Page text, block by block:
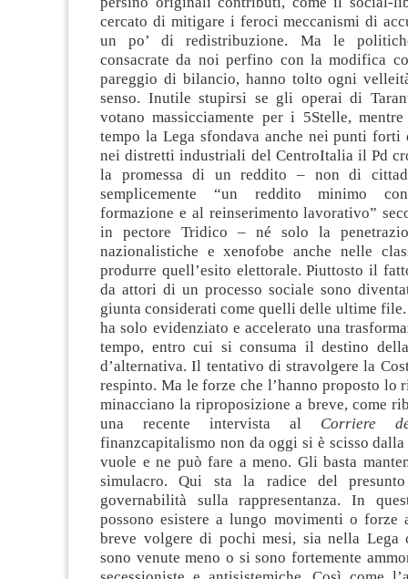
cercato di mitigare i feroci meccanismi di
un po’ di redistribuzione. Ma le
consacrate da noi perfino con la modifica
pareggio di bilancio, hanno tolto ogni
senso. Inutile stupirsi se gli operai di
votano massicciamente per i 5Stelle,
tempo la Lega sfondava anche nei punti forti
nei distretti industriali del CentroItalia il Pd
la promessa di un reddito – non di
semplicemente “un reddito minimo
formazione e al reinserimento lavorativo”
in pectore Tridico – né solo la
nazionalistiche e xenofobe anche nelle
produrre quell’esito elettorale. Piuttosto il
da attori di un processo sociale sono
giunta considerati come quelli delle ultime file.
ha solo evidenziato e accelerato una
tempo, entro cui si consuma il destino
d’alternativa. Il tentativo di stravolgere la
respinto. Ma le forze che l’hanno proposto lo
minacciano la riproposizione a breve, come
una recente intervista al Corriere
finanzcapitalismo non da oggi si è scisso dalla
vuole e ne può fare a meno. Gli basta
simulacro. Qui sta la radice del
governabilità sulla rappresentanza. In
possono esistere a lungo movimenti o forze
breve volgere di pochi mesi, sia nella Lega
sono venute meno o si sono fortemente